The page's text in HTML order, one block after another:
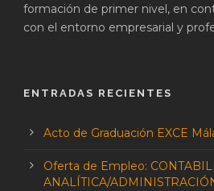
formación de primer nivel, en
con el entorno empresarial y
ENTRADAS RECIENTES
Acto de Graduación EXCE
Oferta de Empleo:
ANALÍTICA/